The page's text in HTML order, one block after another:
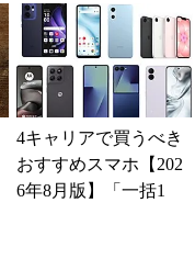
の最短1分購入」を実
現？
4キャリアで買うべき
おすすめスマホ【202
6年8月版】「一括1